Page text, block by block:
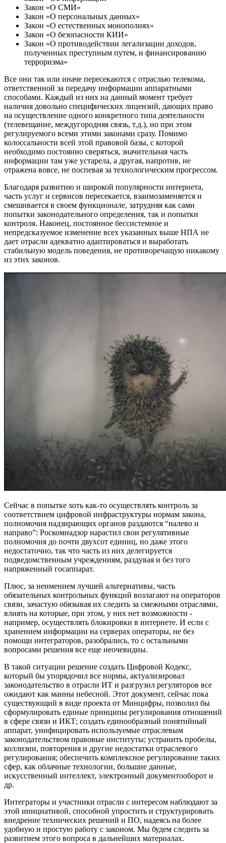
Закон «О СМИ»
Закон «О персональных данных»
Закон «О естественных монополиях»
Закон «О безопасности КИИ»
Закон «О противодействии легализации доходов,
полученных преступным путем, и финансированию
терроризма»
Все они так или иначе пересекаются с отраслью телекома,
ответственной за передачу информации аппаратными
способами. Каждый из них на данный момент требует
наличия довольно специфических лицензий, дающих право
на осуществление одного конкретного типа деятельности
(телевещание, междугородняя связь, т.д.), но при этом
регулируемого всеми этими законами сразу. Помимо
колоссальности всей этой правовой базы, с которой
необходимо постоянно сверяться, значительная часть
информации там уже устарела, а другая, напротив, не
отражена вовсе, не поспевая за технологическим прогрессом.
Благодаря развитию и широкой популярности интернета,
часть услуг и сервисов пересекается, взаимозаменяется и
смешивается в своем функционале, затрудняя как сами
попытки законодательного определения, так и попытки
контроля. Наконец, постоянное бессистемное и
непредсказуемое изменение всех указанных выше НПА не
дает отрасли адекватно адаптироваться и выработать
стабильную модель поведения, не противоречащую никакому
из этих законов.
Сейчас в попытке хоть как-то осуществлять контроль за
соответствием цифровой инфраструктуры нормам закона,
полномочия надзирающих органов раздаются “налево и
направо”: Роскомнадзор нарастил свои регулятивные
полномочия до почти двухсот единиц, но даже этого
недостаточно, так что часть из них делегируется
подведомственным учреждениям, раздувая и без того
напряженный госаппарат.
Плюс, за неимением лучшей альтернативы, часть
обязательных контрольных функций возлагают на операторов
связи, зачастую обязывая их следить за смежными отраслями,
влиять на которые, при этом, у них нет возможности -
например, осуществлять блокировки в интернете. И если с
хранением информации на серверах операторы, не без
помощи интеграторов, разобрались, то с остальными
вопросами решения все еще неочевидны.
В такой ситуации решение создать Цифровой Кодекс,
который бы упорядочил все нормы, актуализировал
законодательство в отрасли ИТ и разгрузил регуляторов все
ожидают как манны небесной. Этот документ, сейчас пока
существующий в виде проекта от Минцифры, позволил бы
сформулировать единые принципы регулирования отношений
в сфере связи и ИКТ; создать единообразный понятийный
аппарат, унифицировать используемые отраслевым
законодательством правовые институты; устранить пробелы,
коллизии, повторения и другие недостатки отраслевого
регулирования; обеспечить комплексное регулирование таких
сфер, как облачные технологии, большие данные,
искусственный интеллект, электронный документооборот и
др.
Интеграторы и участники отрасли с интересом наблюдают за
этой инициативой, способной упростить и структурировать
внедрение технических решений и ПО, надеясь на более
удобную и простую работу с законом. Мы будем следить за
развитием этого вопроса в дальнейших материалах.